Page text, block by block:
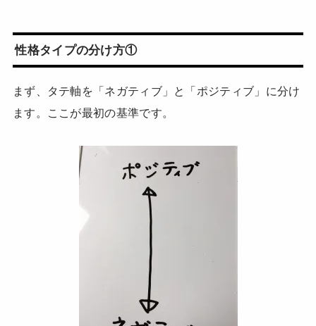
性格タイプの分け方①
まず、タテ軸を「ネガティブ」と「ポジティブ」に分け
ます。ここが最初の基準です。